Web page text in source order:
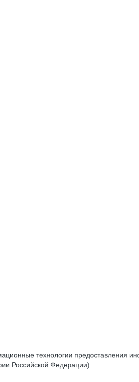
технологии предоставления
Российской Федерации)